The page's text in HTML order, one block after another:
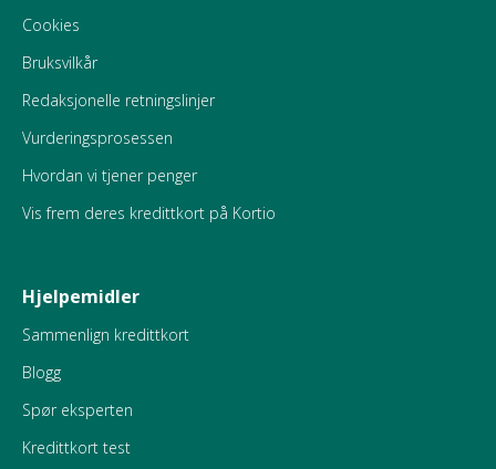
Cookies
Bruksvilkår
Redaksjonelle retningslinjer
Vurderingsprosessen
Hvordan vi tjener penger
Vis frem deres kredittkort på Kortio
Hjelpemidler
Sammenlign kredittkort
Blogg
Spør eksperten
Kredittkort test